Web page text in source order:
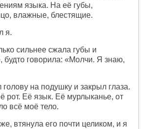
языка. На её губы,
влажные, блестящие.
я.
сильнее сжала губы и
будто говорила: «Молчи. Я знаю,
на подушку и закрыл глаза.
рот. Её язык. Её мурлыканье, от
всё моё тело.
втянула его почти целиком, и я